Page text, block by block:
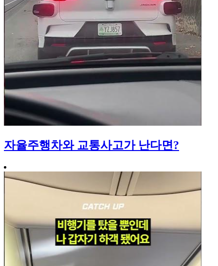
자율주행차와 교통사고가 난다면?